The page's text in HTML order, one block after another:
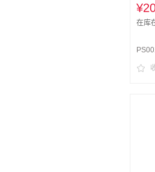
在库